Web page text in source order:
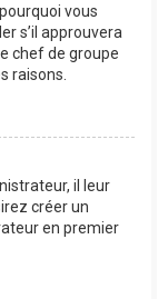
vous
s’il approuvera
chef de groupe
raisons.
il leur
créer un
en premier